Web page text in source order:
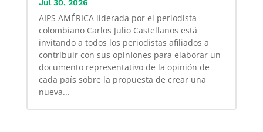
Jul 30, 2026
AIPS AMÉRICA liderada por el periodista
colombiano Carlos Julio Castellanos está
invitando a todos los periodistas afiliados a
contribuir con sus opiniones para elaborar un
documento representativo de la opinión de
cada país sobre la propuesta de crear una
nueva...